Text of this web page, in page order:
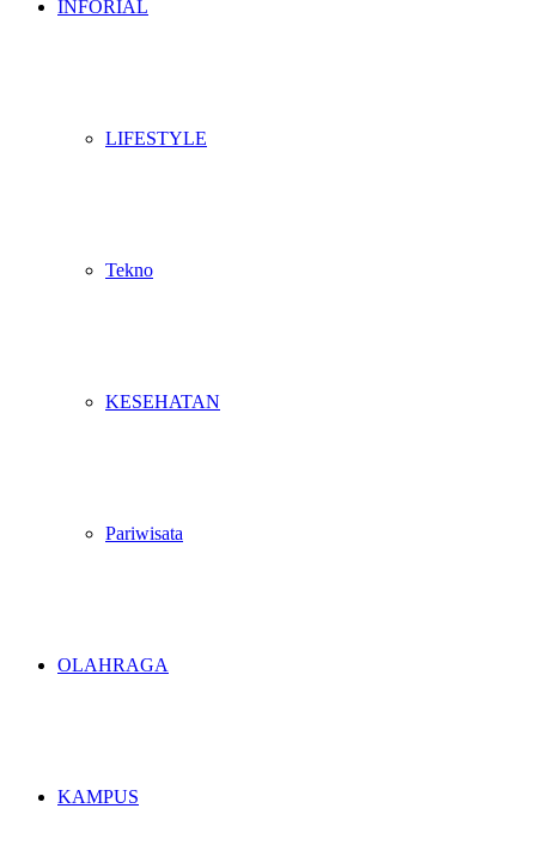
INFORIAL
LIFESTYLE
Tekno
KESEHATAN
Pariwisata
OLAHRAGA
KAMPUS